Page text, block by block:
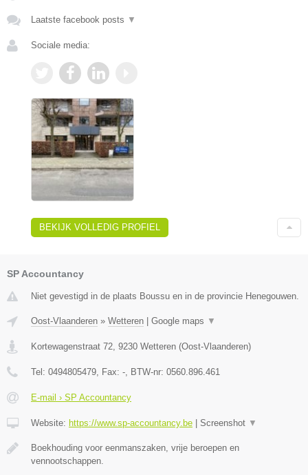
Laatste facebook posts ▼
Sociale media:
BEKIJK VOLLEDIG PROFIEL
SP Accountancy
Niet gevestigd in de plaats Boussu en in de provincie Henegouwen.
Oost-Vlaanderen » Wetteren Google maps ▼
Kortewagenstraat 72 9230 Wetteren (Oost-Vlaanderen)
Tel: 0494805479 , Fax: - , BTW-nr: 0560.896.461
E-mail › SP Accountancy
Website: https://www.sp-accountancy.be Screenshot ▼
Boekhouding voor eenmanszaken, vrije beroepen en
vennootschappen.